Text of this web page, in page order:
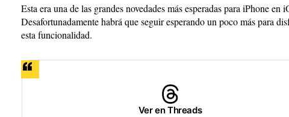
Esta era una de las grandes novedades más esperadas para iPhone en
Desafortunadamente habrá que seguir esperando un poco más para
esta funcionalidad.
Ver en Threads